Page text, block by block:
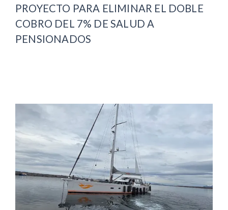
PROYECTO PARA ELIMINAR EL DOBLE
COBRO DEL 7% DE SALUD A
PENSIONADOS